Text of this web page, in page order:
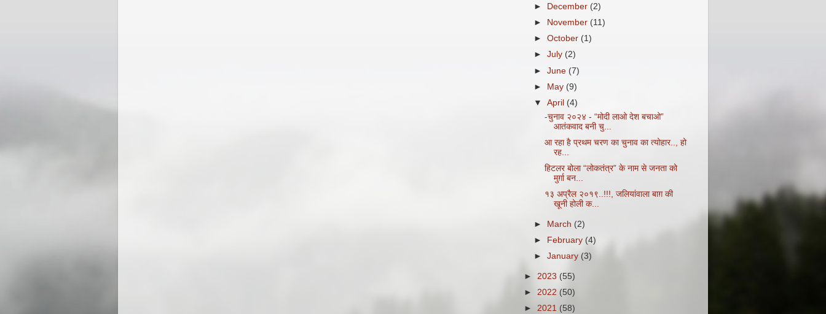
►
December (2)
►
November (11)
►October (1)
►July (2)
►June (7)
► May (9)
▼April (4)
-चुनाव २०२४ - “मोदी लाओ देश बचाओ”
आतंकवाद बनी चु...
आ रहा है प्रथम चरण का चुनाव का त्योहार.., हो
रह...
हिटलर बोला “लोकतंत्र” के नाम से जनता को
मुर्ग़ा बन...
१३ अप्रैल २०१९..!!!, जलियांवाला बाग़ की
खूनी होली क...
► March (2)
►
February (4)
►January(3)
► 2023 (55)
► 2022 (50)
► 2021 (58)